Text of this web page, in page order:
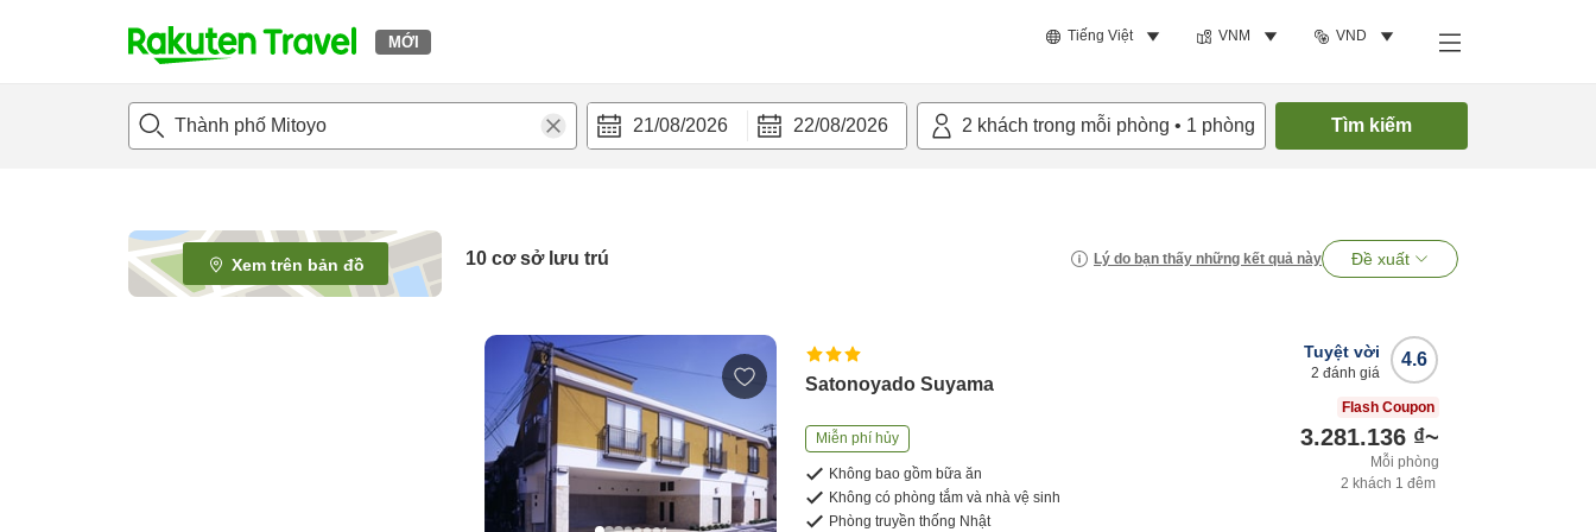
MỚI Tiếng Việt VNM VND
t
p
e
_
s
21/08/2026 22/08/2026 2 khách trong mỗi phòng • 1 phòng Tìm kiếm
Xem trên bản đồ 10 cơ sở lưu trú Lý do bạn thấy những kết quả này Đề xuất
Satonoyado Suyama
Miễn phí hủy
Không bao gồm bữa ăn
Không có phòng tắm và nhà vệ sinh
Phòng truyền thống Nhật
4.6
Tuyệt vời
2 đánh giá
Flash Coupon
3.281.136 ₫~
Mỗi phòng
2 khách 1 đêm